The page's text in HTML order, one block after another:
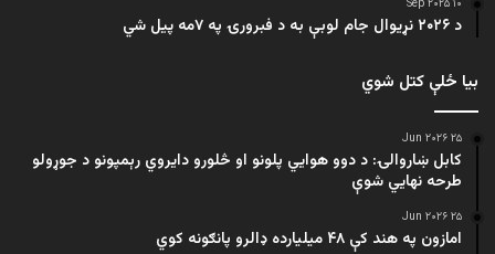
۱۰ Sep ۲۰۲۵
د ۲۰۲۶ نړیوال جام لوبې به د فبرورۍ په ۷مه پیل شي
بیا ځلې کتل شوي
۲۵ Jun ۲۰۲۶
کابل ښاروالۍ: د دوو هوايي پلونو او څلورو دایروي رېمپونو د جوړولو
طرحه نهایي شوې
۲۵ Jun ۲۰۲۶
امازون په هند کې ۴۸ میلیارده ډالرو پانګونه کوي